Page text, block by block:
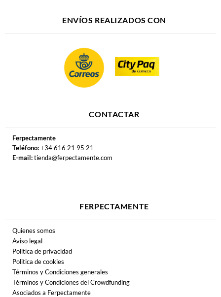
ENVÍOS REALIZADOS CON
CONTACTAR
Ferpectamente
Teléfono:+34 616 21 95 21
E-mail:tienda@ferpectamente.com
FERPECTAMENTE
Quienes somos
Aviso legal
Politica de privacidad
Politica de cookies
Términos y Condiciones generales
Términos y Condiciones del Crowdfunding
Asociados a Ferpectamente